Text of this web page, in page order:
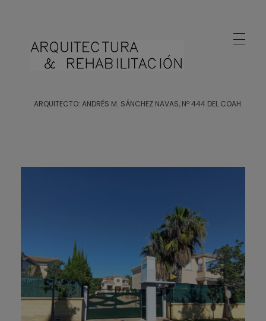
ARQUITECTO: ANDRÉS M. SÁNCHEZ NAVAS, Nº 444 DEL COAH